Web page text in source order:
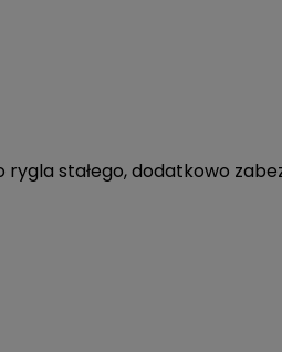
stałego, dodatkowo